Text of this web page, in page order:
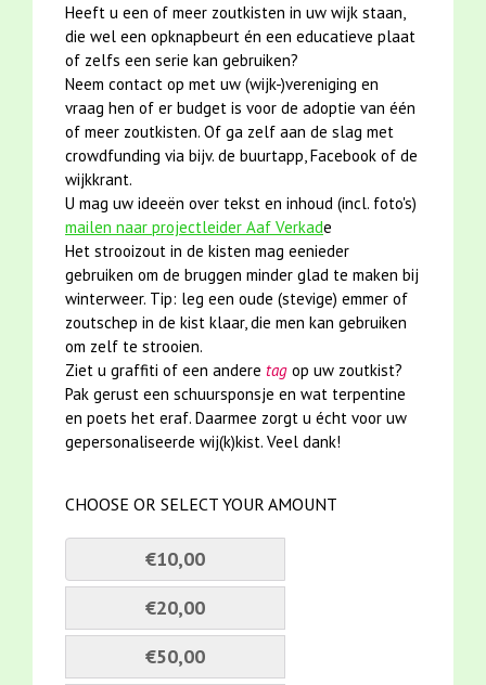
Heeft u een of meer zoutkisten in uw wijk staan,
die wel een opknapbeurt én een educatieve plaat
of zelfs een serie kan gebruiken?
Neem contact op met uw (wijk-)vereniging en
vraag hen of er budget is voor de adoptie van één
of meer zoutkisten. Of ga zelf aan de slag met
crowdfunding via bijv. de buurtapp, Facebook of de
wijkkrant.
U mag uw ideeën over tekst en inhoud (incl. foto's)
mailen naar projectleider Aaf Verkade
Het strooizout in de kisten mag eenieder
gebruiken om de bruggen minder glad te maken bij
winterweer. Tip: leg een oude (stevige) emmer of
zoutschep in de kist klaar, die men kan gebruiken
om zelf te strooien.
Ziet u graffiti of een andere tag op uw zoutkist?
Pak gerust een schuursponsje en wat terpentine
en poets het eraf. Daarmee zorgt u écht voor uw
gepersonaliseerde wij(k)kist. Veel dank!
CHOOSE OR SELECT YOUR AMOUNT
€10,00
€20,00
€50,00